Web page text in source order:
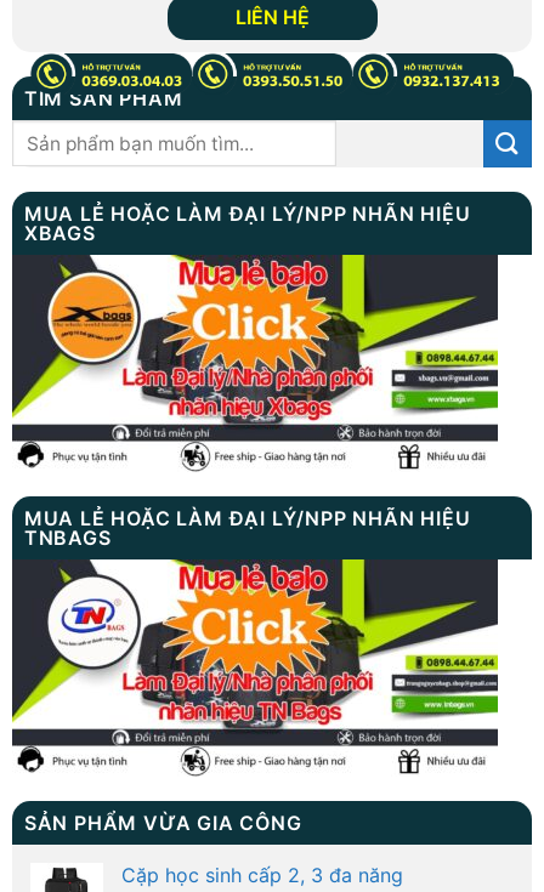
LIÊN HỆ
TÌM SẢN PHẨM
Tìm
kiếm:
MUA LẺ HOẶC LÀM ĐẠI LÝ/NPP NHÃN HIỆU
XBAGS
MUA LẺ HOẶC LÀM ĐẠI LÝ/NPP NHÃN HIỆU
TNBAGS
SẢN PHẨM VỪA GIA CÔNG
Cặp học sinh cấp 2, 3 đa năng